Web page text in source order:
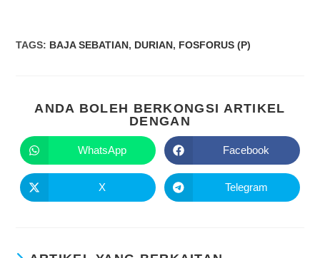
TAGS: BAJA SEBATIAN, DURIAN, FOSFORUS (P)
ANDA BOLEH BERKONGSI ARTIKEL
DENGAN
WhatsApp Facebook
X Telegram